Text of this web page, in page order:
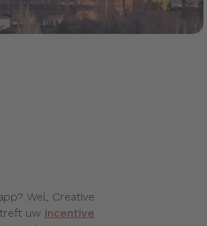
Wel, Creative
uw incentive